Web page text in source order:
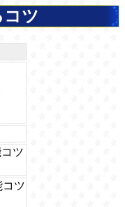
コツ
ツ
ツ